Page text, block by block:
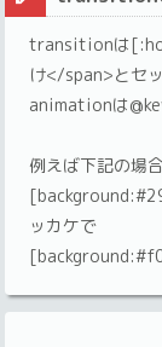
transitionは
け</span>とセッ
animationは
例えば下記の場合
ッカケで